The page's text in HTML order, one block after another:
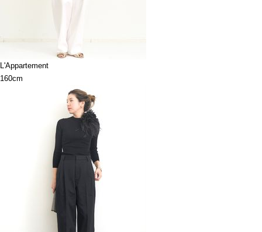
L'Appartement
160cm